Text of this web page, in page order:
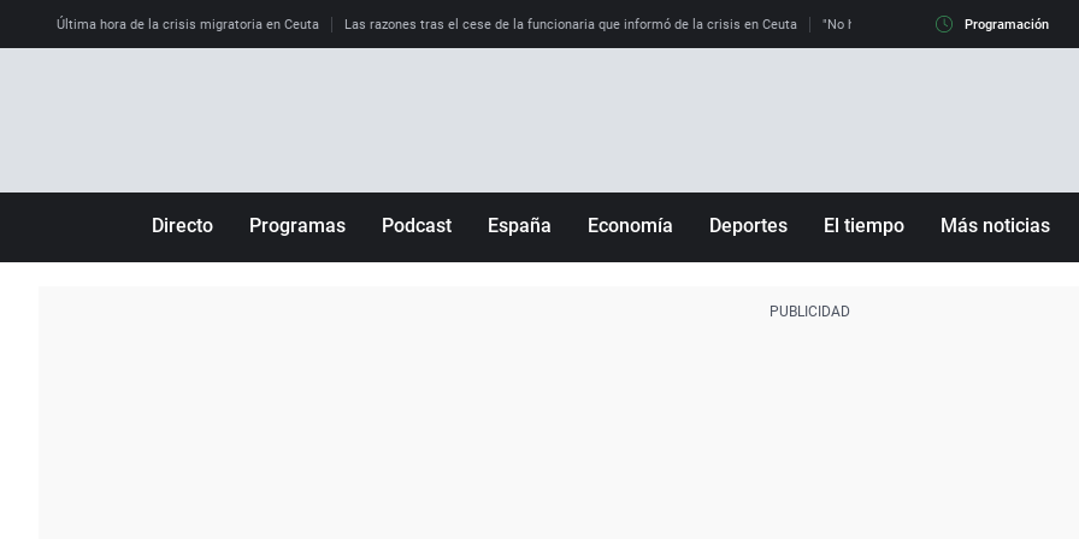
Última hora de la crisis migratoria en Ceuta Las razones tras el cese de la funcionaria que informó de la crisis en Ceuta "No hay mafias, que no nos engañen":
Programación
Directo Programas Podcast España Economía Deportes El tiempo Más noticias